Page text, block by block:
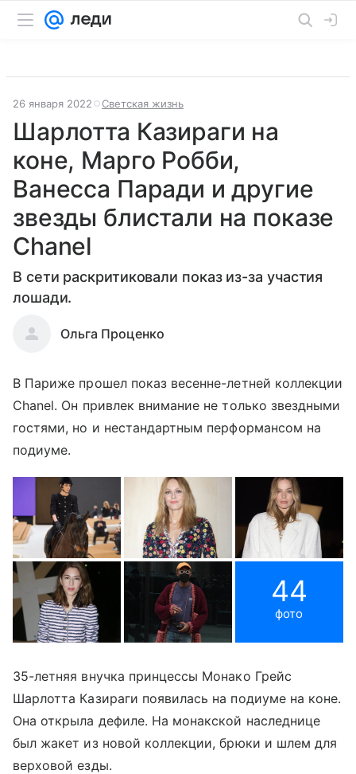
26 января 2022 Светская жизнь
Шарлотта Казираги на
коне, Марго Робби,
Ванесса Паради и другие
звезды блистали на показе
Chanel
В сети раскритиковали показ из-за участия
лошади.
Ольга Проценко
В Париже прошел показ весенне-летней коллекции
Chanel. Он привлек внимание не только звездными
гостями, но и нестандартным перформансом на
подиуме.
44
фото
35-летняя внучка принцессы Монако Грейс
Шарлотта Казираги появилась на подиуме на коне.
Она открыла дефиле. На монакской наследнице
был жакет из новой коллекции, брюки и шлем для
верховой езды.